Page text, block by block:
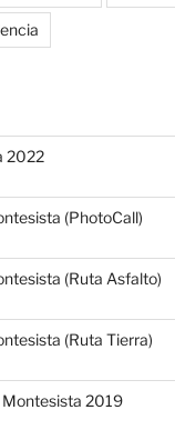
2022
(PhotoCall)
(Ruta Asfalto)
(Ruta Tierra)
Montesista 2019